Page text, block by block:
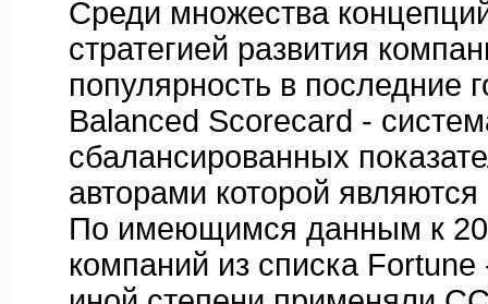
Среди множества
стратегией развития
популярность в последние
Balanced Scorecard -
сбалансированных
авторами которой
По имеющимся данным к
компаний из списка